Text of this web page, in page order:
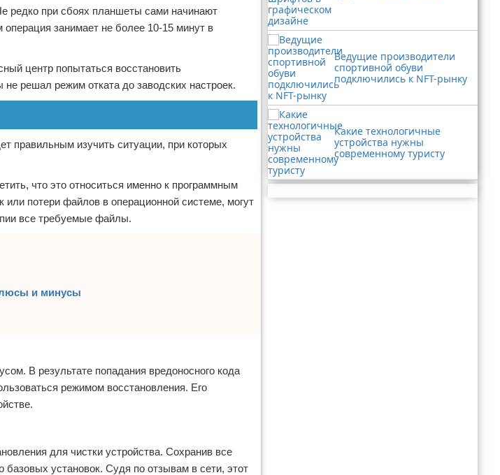
редко при сбоях планшеты сами начинают
операция занимает не более 10-15 минут в
центр попытаться восстановить
решал режим отката до заводских настроек.
правильным изучить ситуации, при которых
что это относиться именно к программным
потери файлов в операционной системе, могут
все требуемые файлы.
и минусы
В результате попадания вредоносного кода
режимом восстановления. Его
для чистки устройства. Сохранив все
установок. Судя по отзывам в сети, этот
Ведущие производители
спортивной обуви
подключились к NFT-рынку
Какие технологичные
устройства нужны
современному туристу